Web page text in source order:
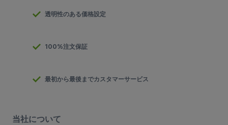
透明性のある価格設定
100%注文保証
最初から最後までカスタマーサービス
当社について